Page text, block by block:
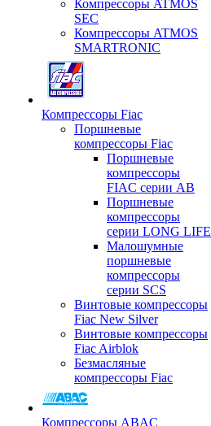
Компрессоры ATMOS
SEC
Компрессоры ATMOS
SMARTRONIC
Компрессоры Fiac
Поршневые
компрессоры Fiac
Поршневые
компрессоры
FIAC серии AB
Поршневые
компрессоры
серии LONG LIFE
Малошумные
поршневые
компрессоры
серии SCS
Винтовые компрессоры
Fiac New Silver
Винтовые компрессоры
Fiac Airblok
Безмасляные
компрессоры Fiac
Компрессоры ABAC